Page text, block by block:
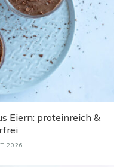
Eiern: proteinreich &
2026